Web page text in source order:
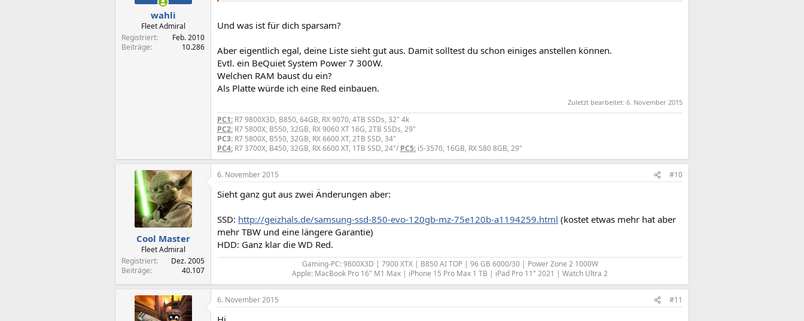
wahli
Fleet Admiral
Registriert
Feb. 2010
Beiträge
10.286
Und was ist für dich sparsam?
Aber eigentlich egal, deine Liste sieht gut aus. Damit solltest du schon einiges anstellen können.
Evtl. ein BeQuiet System Power 7 300W.
Welchen RAM baust du ein?
Als Platte würde ich eine Red einbauen.
Zuletzt bearbeitet: 6. November 2015
PC1: R7 9800X3D, B850, 64GB, RX 9070, 4TB SSDs, 32" 4k
PC2: R7 5800X, B550, 32GB, RX 9060 XT 16G, 2TB SSDs, 29"
PC3: R7 5800X, B550, 32GB, RX 6600 XT, 2TB SSD, 34"
PC4: R7 3700X, B450, 32GB, RX 6600 XT, 1TB SSD, 24"/ PC5: i5-3570, 16GB, RX 580 8GB, 29"
Cool Master
Fleet Admiral
Registriert
Dez. 2005
Beiträge
40.107
6. November 2015 #10
Sieht ganz gut aus zwei Änderungen aber:
SSD: http://geizhals.de/samsung-ssd-850-evo-120gb-mz-75e120b-a1194259.html (kostet etwas mehr hat aber
mehr TBW und eine längere Garantie)
HDD: Ganz klar die WD Red.
Gaming-PC: 9800X3D | 7900 XTX | B850 AI TOP | 96 GB 6000/30 | Power Zone 2 1000W
Apple: MacBook Pro 16" M1 Max | iPhone 15 Pro Max 1 TB | iPad Pro 11" 2021 | Watch Ultra 2​
6. November 2015 #11